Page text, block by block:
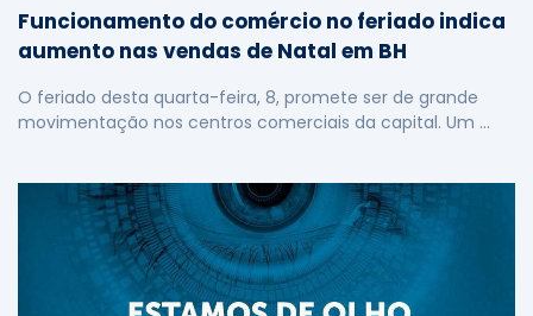
Funcionamento do comércio no feriado indica
aumento nas vendas de Natal em BH
O feriado desta quarta-feira, 8, promete ser de grande
movimentação nos centros comerciais da capital. Um …